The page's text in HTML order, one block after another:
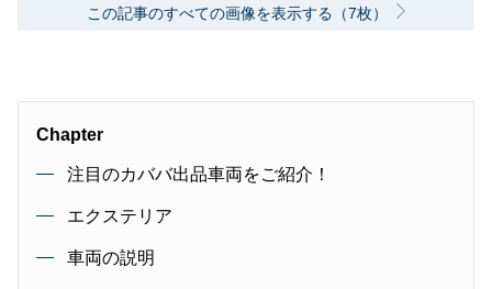
この記事のすべての画像を表示する（7枚）
Chapter
注目のカババ出品車両をご紹介！
エクステリア
車両の説明